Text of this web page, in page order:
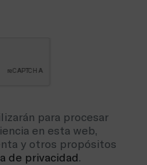
para procesar
en esta web,
y otros propósitos
de privacidad.